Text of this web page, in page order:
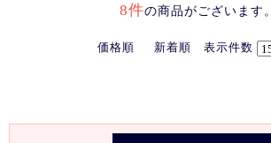
8件の商品がございます。
価格順 新着順 表示件数